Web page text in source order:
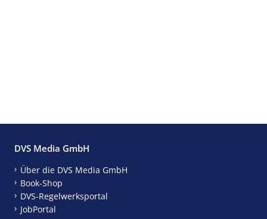
DVS Media GmbH
Über die DVS Media GmbH
Book-Shop
DVS-Regelwerksportal
JobPortal